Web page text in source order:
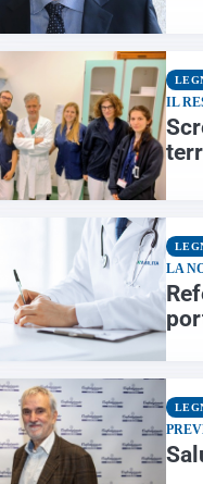
IL
LA